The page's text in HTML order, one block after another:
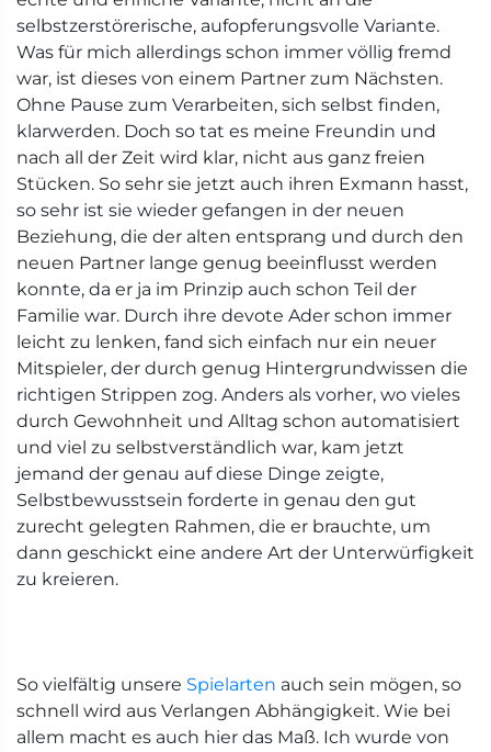
selbstzerstörerische, aufopferungsvolle Variante.
Was für mich allerdings schon immer völlig fremd
war, ist dieses von einem Partner zum Nächsten.
Ohne Pause zum Verarbeiten, sich selbst finden,
klarwerden. Doch so tat es meine Freundin und
nach all der Zeit wird klar, nicht aus ganz freien
Stücken. So sehr sie jetzt auch ihren Exmann hasst,
so sehr ist sie wieder gefangen in der neuen
Beziehung, die der alten entsprang und durch den
neuen Partner lange genug beeinflusst werden
konnte, da er ja im Prinzip auch schon Teil der
Familie war. Durch ihre devote Ader schon immer
leicht zu lenken, fand sich einfach nur ein neuer
Mitspieler, der durch genug Hintergrundwissen die
richtigen Strippen zog. Anders als vorher, wo vieles
durch Gewohnheit und Alltag schon automatisiert
und viel zu selbstverständlich war, kam jetzt
jemand der genau auf diese Dinge zeigte,
Selbstbewusstsein forderte in genau den gut
zurecht gelegten Rahmen, die er brauchte, um
dann geschickt eine andere Art der Unterwürfigkeit
zu kreieren.
So vielfältig unsere Spielarten auch sein mögen, so
schnell wird aus Verlangen Abhängigkeit. Wie bei
allem macht es auch hier das Maß. Ich wurde von